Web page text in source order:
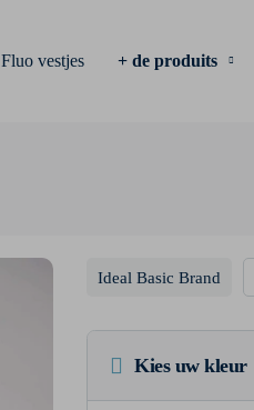
Fluo vestjes + de produits
Ideal Basic Brand
Kies uw kleur